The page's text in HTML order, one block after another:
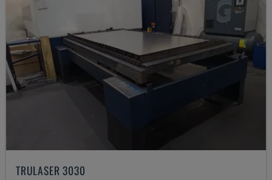
TRULASER 3030